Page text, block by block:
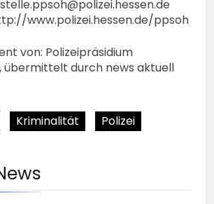
www.polizei.hessen.de/ppsoh
von: Polizeipräsidium
übermittelt durch news aktuell
Kriminalität Polizei